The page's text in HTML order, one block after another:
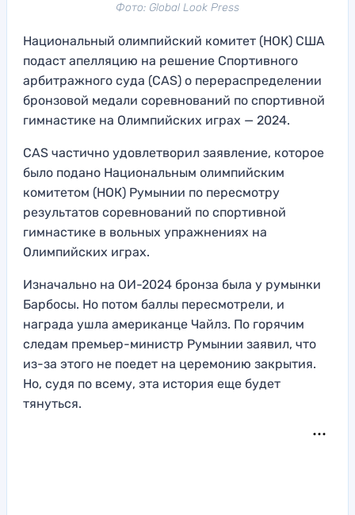
Фото: Global Look Press
Национальный олимпийский комитет (НОК) США
подаст апелляцию на решение Спортивного
арбитражного суда (CAS) о перераспределении
бронзовой медали соревнований по спортивной
гимнастике на Олимпийских играх — 2024.
СAS частично удовлетворил заявление, которое
было подано Национальным олимпийским
комитетом (НОК) Румынии по пересмотру
результатов соревнований по спортивной
гимнастике в вольных упражнениях на
Олимпийских играх.
Изначально на ОИ-2024 бронза была у румынки
Барбосы. Но потом баллы пересмотрели, и
награда ушла американце Чайлз. По горячим
следам премьер-министр Румынии заявил, что
из-за этого не поедет на церемонию закрытия.
Но, судя по всему, эта история еще будет
тянуться.